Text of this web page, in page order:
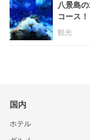
八景島
コース！
観光
国内
ホテル